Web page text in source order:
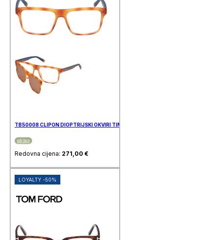
TB50008 CLIPON DIOPTRIJSKI OKVIRI TIMBERLAND
održivo
Redovna cijena: 271,00 €
LOYALTY -50%